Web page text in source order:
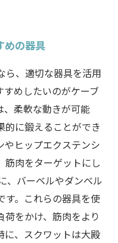
めの器具
ら、適切な器具を活用
すめしたいのがケーブ
、柔軟な動きが可能
的に鍛えることができ
やヒップエクステンシ
筋肉をターゲットにし
、バーベルやダンベル
す。これらの器具を使
荷をかけ、筋肉をより
に、スクワットは大殿